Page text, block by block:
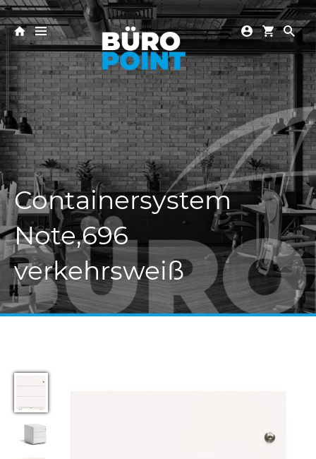
Containersystem
Note,696
verkehrsweiß